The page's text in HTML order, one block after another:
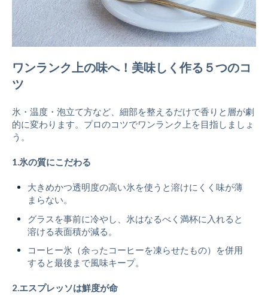
ワンランク上の味へ！美味しく作る５つのコ
ツ
氷・温度・泡立て方など、細部を整えるだけで香りと層が劇
的に変わります。プロのコツでワンランク上を目指しましょ
う。
1.氷の質にこだわる
大きめかつ透明度の高い氷を使うと溶けにくく味が薄
まらない。
グラスを事前に冷やし、氷はなるべく満杯に入れると
溶ける表面積が減る。
コーヒー氷（余ったコーヒーを凍らせたもの）を併用
すると最後まで風味キープ。
2.エスプレッソは鮮度が命